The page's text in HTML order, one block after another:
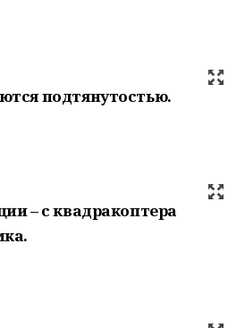
подтянутостью.
– с квадракоптера